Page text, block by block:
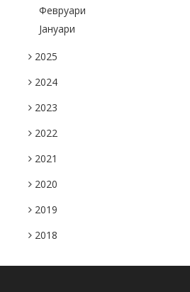
Февруари
Јануари
2025
2024
2023
2022
2021
2020
2019
2018